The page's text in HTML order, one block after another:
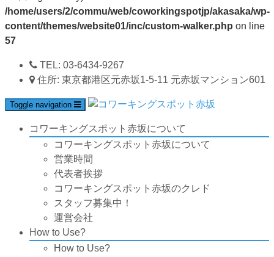
/home/users/2/commu/web/coworkingspotjp/akasaka/wp-
content/themes/website01/inc/custom-walker.php on line
57
TEL: 03-6434-9267
住所: 東京都港区元赤坂1-5-11 元赤坂マンション601
Toggle navigation
コワーキングスポット赤坂について
コワーキングスポット赤坂について
営業時間
代表者挨拶
コワーキングスポット赤坂のクレド
スタッフ募集中！
運営会社
How to Use?
How to Use?